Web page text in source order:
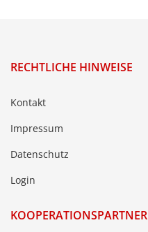
RECHTLICHE HINWEISE
Kontakt
Impressum
Datenschutz
Login
KOOPERATIONSPARTNER